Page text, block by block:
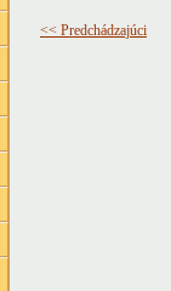
<< Predchádzajúci